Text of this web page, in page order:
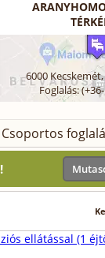
6000 Kecskemét,
Foglalás:
Csoportos